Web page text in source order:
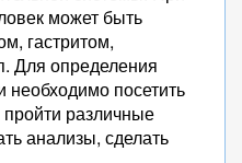
может быть
гастритом,
Для определения
необходимо посетить
пройти различные
анализы, сделать